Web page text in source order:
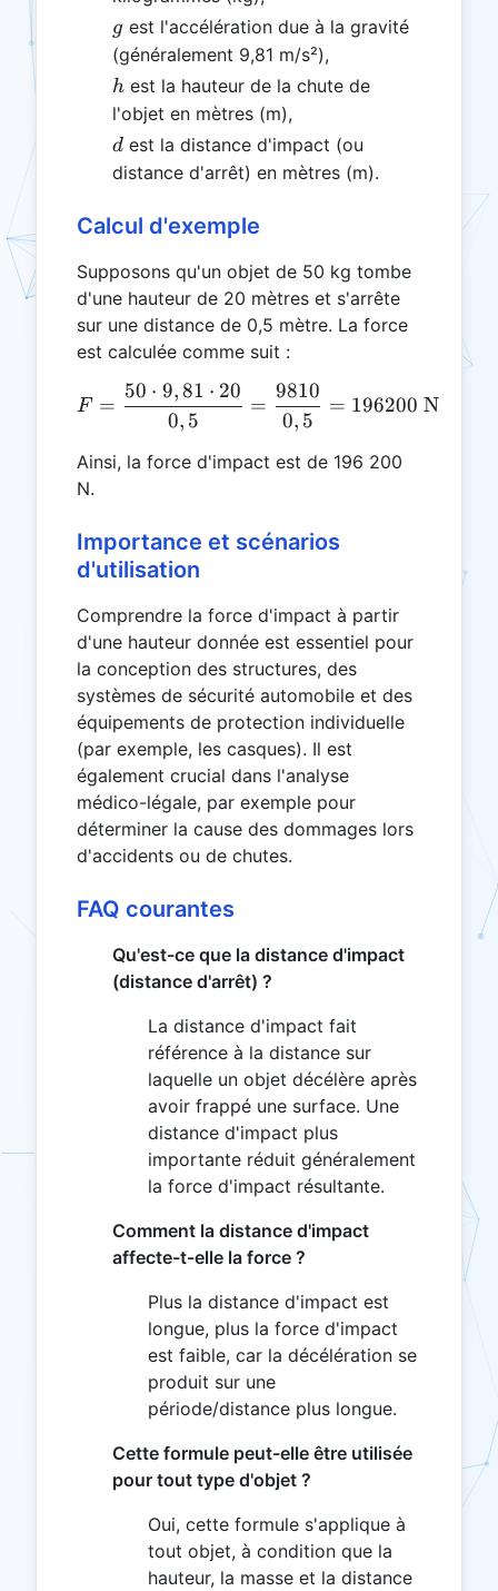
g
g est l'accélération due à la gravité
(généralement 9,81 m/s²),
h
h est la hauteur de la chute de
l'objet en mètres (m),
d
d est la distance d'impact (ou
distance d'arrêt) en mètres (m).
Calcul d'exemple
Supposons qu'un objet de 50 kg tombe
d'une hauteur de 20 mètres et s'arrête
sur une distance de 0,5 mètre. La force
est calculée comme suit :
F = \frac{50 \cdot 9,81
F =
0, 5
50 ⋅ 9,81 ⋅ 20
=
0, 5
9810
= 196200 N
Ainsi, la force d'impact est de 196 200
N.
Importance et scénarios
d'utilisation
Comprendre la force d'impact à partir
d'une hauteur donnée est essentiel pour
la conception des structures, des
systèmes de sécurité automobile et des
équipements de protection individuelle
(par exemple, les casques). Il est
également crucial dans l'analyse
médico-légale, par exemple pour
déterminer la cause des dommages lors
d'accidents ou de chutes.
FAQ courantes
Qu'est-ce que la distance d'impact
(distance d'arrêt) ?
La distance d'impact fait
référence à la distance sur
laquelle un objet décélère après
avoir frappé une surface. Une
distance d'impact plus
importante réduit généralement
la force d'impact résultante.
Comment la distance d'impact
affecte-t-elle la force ?
Plus la distance d'impact est
longue, plus la force d'impact
est faible, car la décélération se
produit sur une
période/distance plus longue.
Cette formule peut-elle être utilisée
pour tout type d'objet ?
Oui, cette formule s'applique à
tout objet, à condition que la
hauteur, la masse et la distance